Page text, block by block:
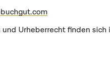
Urheberrecht finden sich